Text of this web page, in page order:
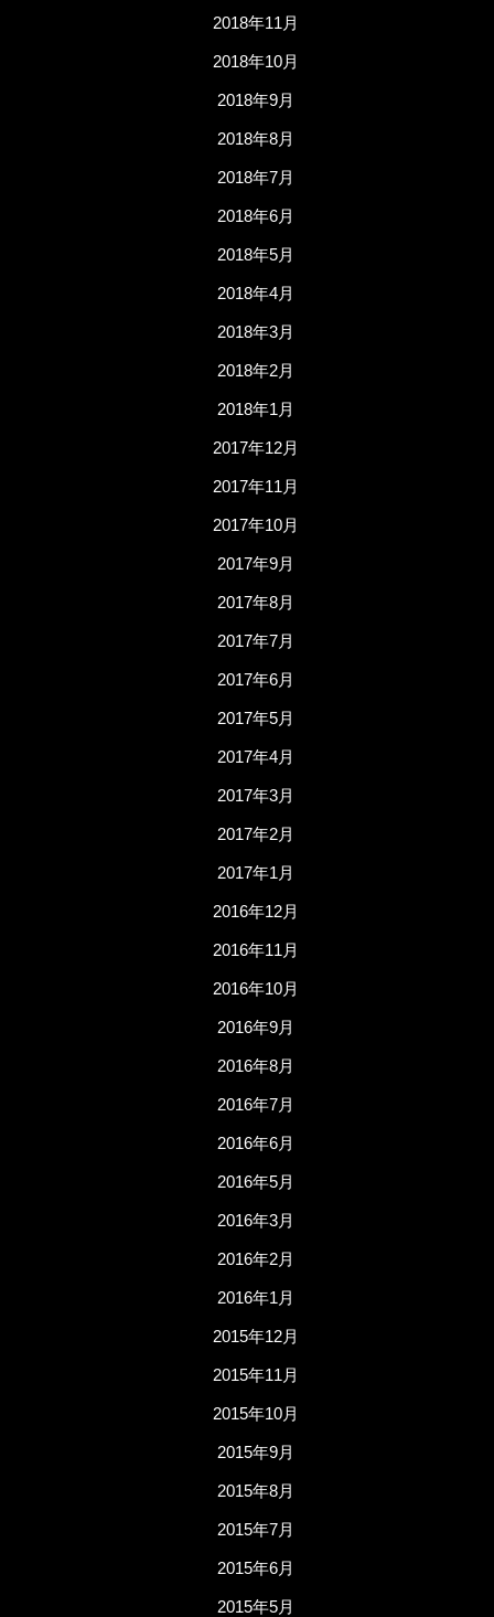
2018年11月
2018年10月
2018年9月
2018年8月
2018年7月
2018年6月
2018年5月
2018年4月
2018年3月
2018年2月
2018年1月
2017年12月
2017年11月
2017年10月
2017年9月
2017年8月
2017年7月
2017年6月
2017年5月
2017年4月
2017年3月
2017年2月
2017年1月
2016年12月
2016年11月
2016年10月
2016年9月
2016年8月
2016年7月
2016年6月
2016年5月
2016年3月
2016年2月
2016年1月
2015年12月
2015年11月
2015年10月
2015年9月
2015年8月
2015年7月
2015年6月
2015年5月